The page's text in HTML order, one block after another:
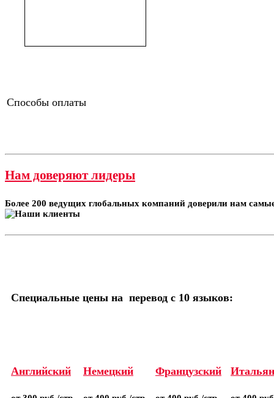
Способы оплаты
Нам доверяют лидеры
Более 200 ведущих глобальных компаний доверили нам
Специальные цены на перевод с 10 языков:
Английский Немецкий Французский